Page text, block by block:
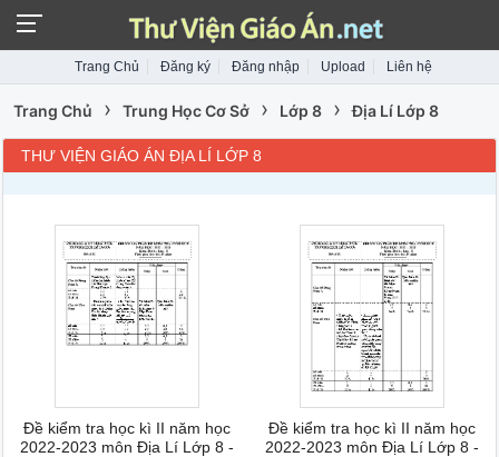
Trang Chủ Đăng ký Đăng nhập Upload Liên hệ
Trang Chủ › Trung Học Cơ Sở › Lớp 8 › Địa Lí Lớp 8
THƯ VIỆN GIÁO ÁN ĐỊA LÍ LỚP 8
Đề kiểm tra học kì II năm học
2022-2023 môn Địa Lí Lớp 8 -
Đề kiểm tra học kì II năm học
2022-2023 môn Địa Lí Lớp 8 -